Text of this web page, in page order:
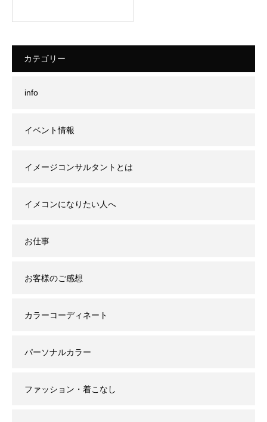
カテゴリー
info
イベント情報
イメージコンサルタントとは
イメコンになりたい人へ
お仕事
お客様のご感想
カラーコーディネート
パーソナルカラー
ファッション・着こなし